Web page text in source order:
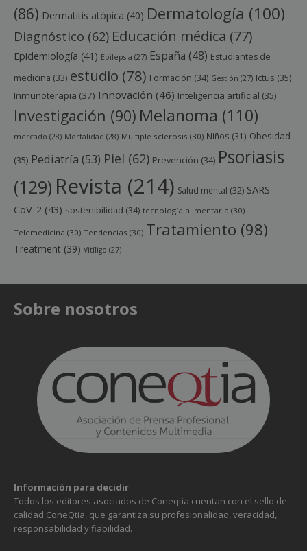
(86) Dermatitis atópica (40) Dermatología (100)
Diagnóstico (62) Educación médica (77)
Epidemiología (41) Epilepsia (27) España (48) Estudiantes de
medicina (33) estudio (78) Formación (34) Gestión (27) Ictus (35)
Inmunoterapia (37) Innovación (46) Inteligencia artificial (35)
Investigación (90) Melanoma (110)
mercado (28) Mortalidad (28) Multiple sclerosis (30) Niños (31) Obesidad
(35) Pediatría (53) Piel (62) Prevención (34) Psoriasis
(129) Revista (214) Salud mental (32) SARS-
CoV-2 (43) sostenibilidad (34) tecnología alimentaria (30)
Telemedicina (30) Tendencias (30) Tratamiento (98)
Treatment (39) Vitíligo (27)
Sobre nosotros
Información para decidir
Todos los editores asociados de Coneqtia cuentan con el sello de
calidad ConeQtia, que garantiza su profesionalidad, veracidad,
responsabilidad y fiabilidad.